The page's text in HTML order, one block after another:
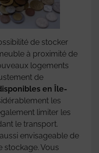
de stocker
à proximité de
logements
de
en Île-
les
limiter les
le transport.
envisageable de
stockage. Vous